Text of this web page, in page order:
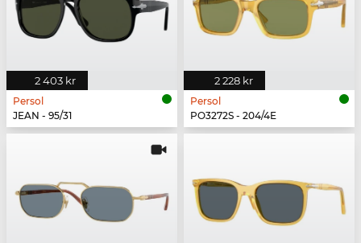
2 403 kr
Persol
JEAN - 95/31
2 228 kr
Persol
PO3272S - 204/4E